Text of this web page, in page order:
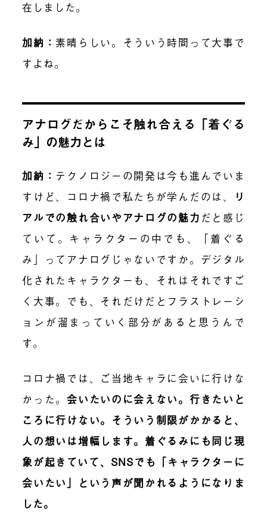
在しました。
加納 ： 素晴らしい。そういう時間って大事で
すよね。
アナログだからこそ触れ合える「着ぐる
み」の魅力とは
加納 ： テクノロジーの開発は今も進んでいま
すけど、コロナ禍で私たちが学んだのは、
リ
アルでの触れ合いやアナログの魅力 だと感じ
ていて。キャラクターの中でも、「着ぐる
み」ってアナログじゃないですか。デジタル
化されたキャラクターも、それはそれですご
く大事。でも、それだけだとフラストレーシ
ョンが溜まっていく部分があると思うんで
す。
コロナ禍では、ご当地キャラに会いに行けな
かった。会いたいのに会えない。行きたいと
ころに行けない。そういう制限がかかると、
人の想いは増幅します。着ぐるみにも同じ現
象が起きていて、SNSでも「キャラクターに
会いたい」という声が聞かれるようになりま
した。